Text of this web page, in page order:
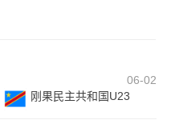
06-02
刚果民主共和国U23